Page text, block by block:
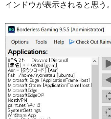
インドウが表示されると思う。